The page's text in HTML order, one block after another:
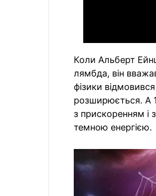
Коли Альберт
лямбда, він
фізики
розширюється. А
з прискоренням і
темною енергією.